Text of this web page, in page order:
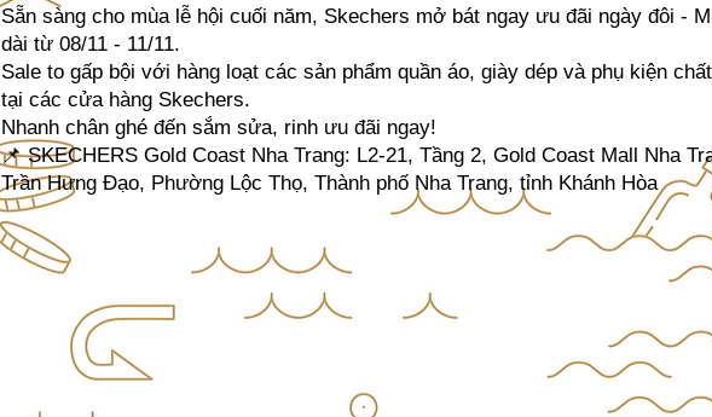
Sẵn sàng cho mùa lễ hội cuối năm, Skechers mở bát ngay ưu đãi ngày đôi -
dài từ 08/11 - 11/11.​
Sale to gấp bội với hàng loạt các sản phẩm quần áo, giày dép và phụ kiện
tại các cửa hàng Skechers.
Nhanh chân ghé đến sắm sửa, rinh ưu đãi ngay!​
📌 SKECHERS Gold Coast Nha Trang: L2-21, Tầng 2, Gold Coast Mall Nha
Trần Hưng Đạo, Phường Lộc Thọ, Thành phố Nha Trang, tỉnh Khánh Hòa